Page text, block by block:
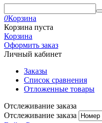
0Корзина
Корзина пуста
Корзина
Оформить заказ
Личный кабинет
Заказы
Список сравнения
Отложенные товары
Отслеживание заказа
Отслеживание заказа